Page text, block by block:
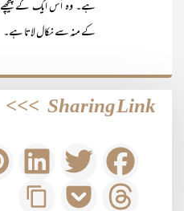
ہے۔ وہ اُس ایک کے
کے منہ سے نکال لاتا ہے۔
Sharing Link
>>>